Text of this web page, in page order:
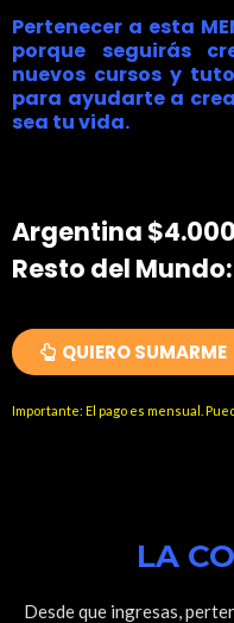
Pertenecer a esta
porque seguirás
nuevos cursos y
para ayudarte a
sea tu vida.
Argentina $4.000
Resto del
QUIERO SUMARME
Importante: El pago es mensual.
LA
Desde que ingresas,